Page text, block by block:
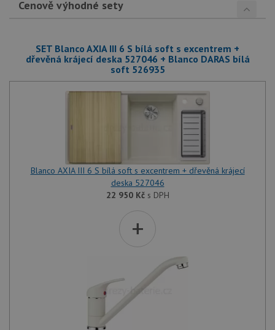
Cenově výhodné sety
SET Blanco AXIA III 6 S bílá soft s excentrem +
dřevěná krájecí deska 527046 + Blanco DARAS bílá
soft 526935
Blanco AXIA III 6 S bílá soft s excentrem + dřevěná krájecí
deska 527046
22 950 Kčs DPH
+